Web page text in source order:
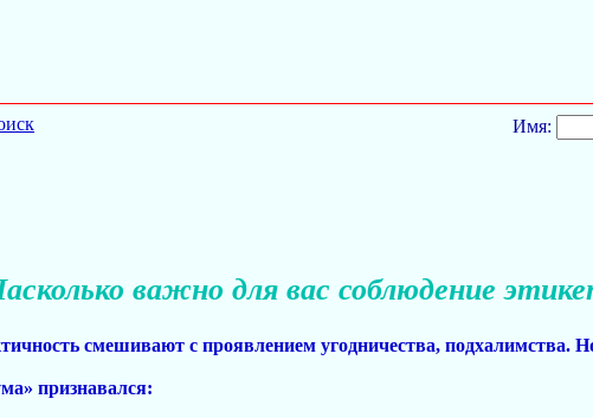
Имя:
важно для вас соблюдение
смешивают с проявлением угодничества, подхалимства.
признавался: